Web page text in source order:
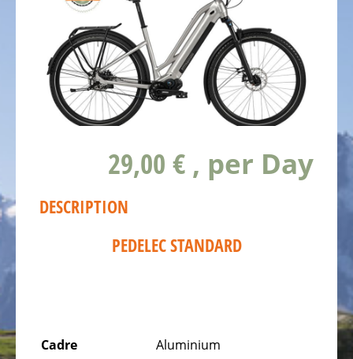
NOTRE
ÉQUIPE
d'enfant
Vélos
de
montre
29,00 € , per Day
DESCRIPTION
PEDELEC STANDARD
Cadre
Aluminium